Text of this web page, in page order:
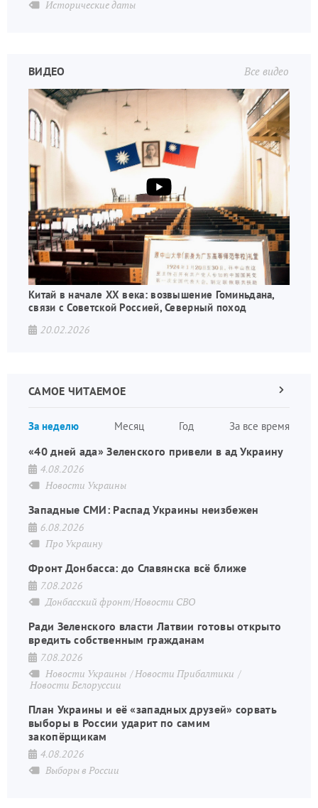
Исторические даты
Все видео
ВИДЕО
Китай в начале XX века: возвышение Гоминьдана,
связи с Советской Россией, Северный поход
20.02.2026
САМОЕ ЧИТАЕМОЕ
За неделю Месяц Год За все время
Следующая
«40 дней ада» Зеленского привели в ад Украину
4.08.2026
Новости Украины
Западные СМИ: Распад Украины неизбежен
6.08.2026
Про Украину
Фронт Донбасса: до Славянска всё ближе
7.08.2026
Донбасский фронт/Новости СВО
Ради Зеленского власти Латвии готовы открыто
вредить собственным гражданам
7.08.2026
Новости Украины
Новости Прибалтики
Новости Белоруссии
План Украины и её «западных друзей» сорвать
выборы в России ударит по самим
закопёрщикам
4.08.2026
Выборы в России